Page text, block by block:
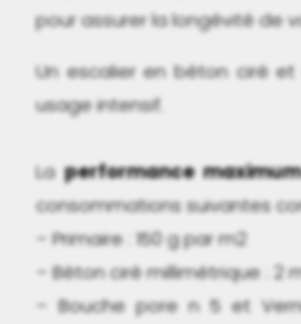
pour assurer la longévité de
Un escalier en béton ciré
usage intensif.
Laperformance maximum
consommations suivantes
– Primaire : 150 g par m2
– Béton ciré millimétrique : 2
– Bouche pore n 5 et